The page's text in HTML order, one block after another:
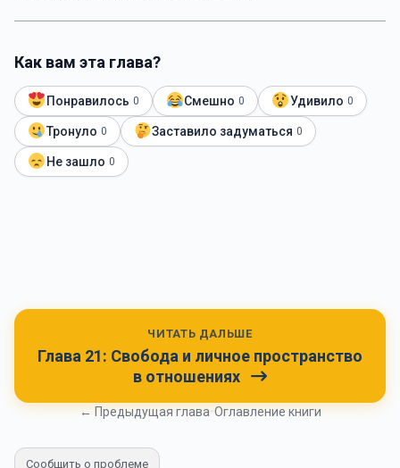
Как вам эта глава?
Понравилось 0 Смешно 0 Удивило 0
Тронуло 0 Заставило задуматься 0
Не зашло 0
ЧИТАТЬ ДАЛЬШЕ
Глава 21: Свобода и личное пространство
в отношениях
← Предыдущая глава Оглавление книги
Сообщить о проблеме